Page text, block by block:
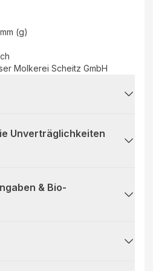
(g)
Molkerei Scheitz GmbH
Unverträglichkeiten
& Bio-